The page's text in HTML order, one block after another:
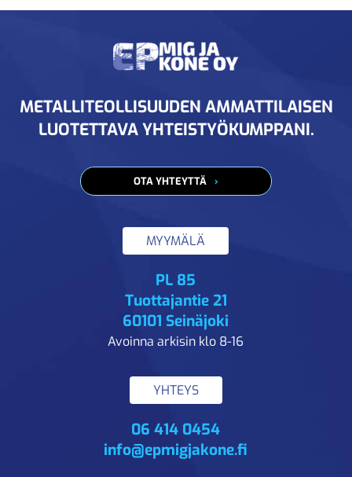
METALLITEOLLISUUDEN AMMATTILAISEN
LUOTETTAVA YHTEISTYÖKUMPPANI.
OTA YHTEYTTÄ
MYYMÄLÄ
PL 85
Tuottajantie 21
60101 Seinäjoki
Avoinna arkisin klo 8-16
YHTEYS
06 414 0454
info@epmigjakone.fi